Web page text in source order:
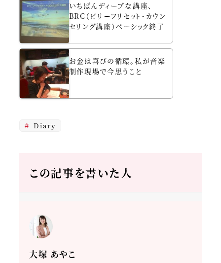
いちばんディープな講座、
BRC（ビリーフリセット・カウン
セリング講座）ベーシック終了
お金は喜びの循環。私が音楽
制作現場で今思うこと
Diary
この記事を書いた人
大塚 あやこ